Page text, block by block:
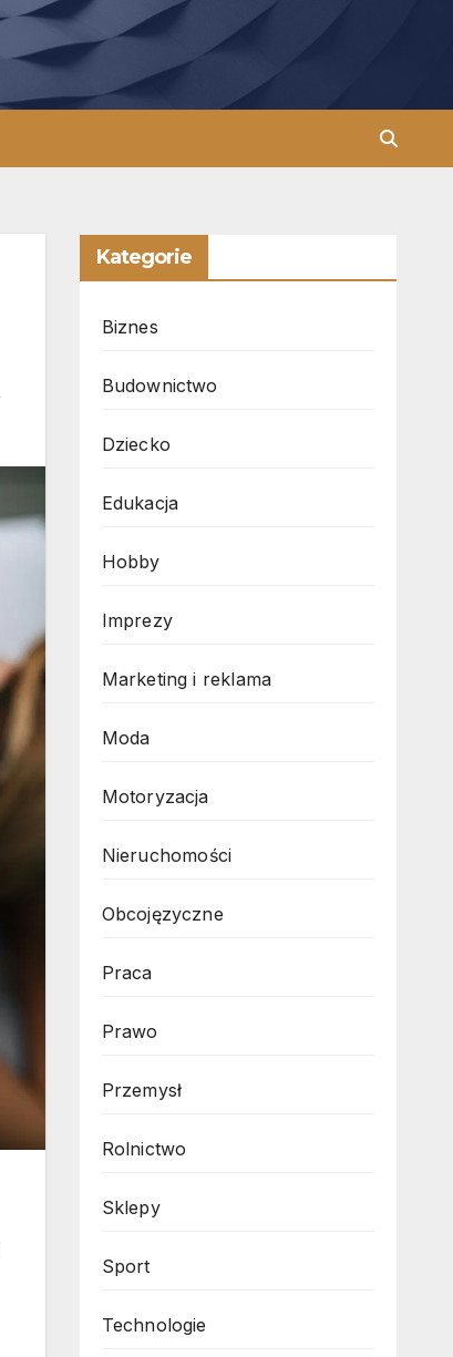
Kategorie
Biznes
Budownictwo
Dziecko
Edukacja
Hobby
Imprezy
Marketing i reklama
Moda
Motoryzacja
Nieruchomości
Obcojęzyczne
Praca
Prawo
Przemysł
Rolnictwo
Sklepy
Sport
Technologie